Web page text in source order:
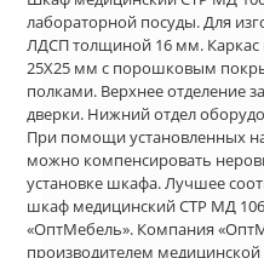
лабораторной посуды. Для
ЛДСП толщиной 16 мм. Каркас
25Х25 мм с порошковым
полками. Верхнее отделение
дверки. Нижний отдел
При помощи установленных
можно компенсировать
установке шкафа. Лучшее
шкаф медицинский СТР МД
«ОптМебель». Компания
производителем